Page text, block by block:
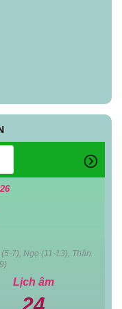
7), Ngọ (11-13), Thân
Lịch âm